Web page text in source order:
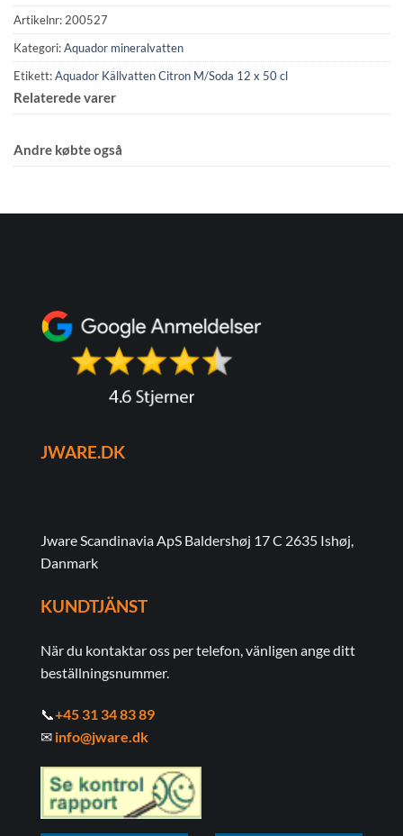
Artikelnr:200527
Kategori:Aquador mineralvatten
Etikett:Aquador Källvatten Citron M/Soda 12 x 50 cl
Relaterede varer
Andre købte også
JWARE.DK
Jware Scandinavia ApS Baldershøj 17 C 2635 Ishøj,
Danmark
KUNDTJÄNST
När du kontaktar oss per telefon, vänligen ange ditt
beställningsnummer.
📞+45 31 34 83 89
✉ info@jware.dk